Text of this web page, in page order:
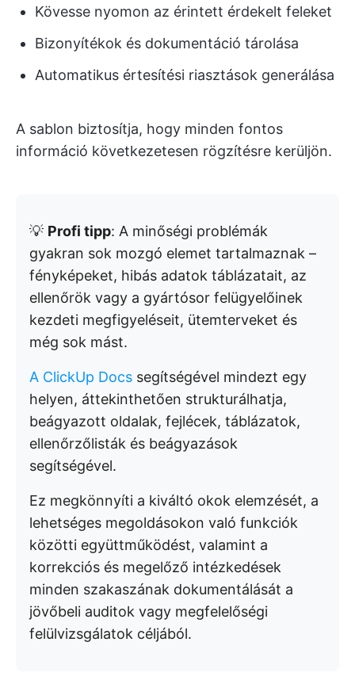
Kövesse nyomon az érintett érdekelt feleket
Bizonyítékok és dokumentáció tárolása
Automatikus értesítési riasztások generálása
A sablon biztosítja, hogy minden fontos
információ következetesen rögzítésre kerüljön.
💡 Profi tipp: A minőségi problémák
gyakran sok mozgó elemet tartalmaznak –
fényképeket, hibás adatok táblázatait, az
ellenőrök vagy a gyártósor felügyelőinek
kezdeti megfigyeléseit, ütemterveket és
még sok mást.
A ClickUp Docs segítségével mindezt egy
helyen, áttekinthetően strukturálhatja,
beágyazott oldalak, fejlécek, táblázatok,
ellenőrzőlisták és beágyazások
segítségével.
Ez megkönnyíti a kiváltó okok elemzését, a
lehetséges megoldásokon való funkciók
közötti együttműködést, valamint a
korrekciós és megelőző intézkedések
minden szakaszának dokumentálását a
jövőbeli auditok vagy megfelelőségi
felülvizsgálatok céljából.